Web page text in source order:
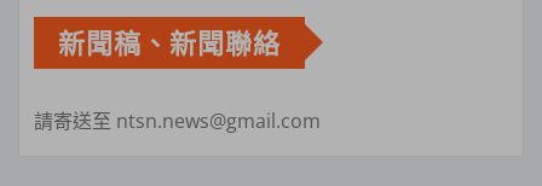
新聞稿、新聞聯絡
請寄送至 ntsn.news@gmail.com